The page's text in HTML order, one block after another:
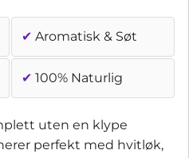
✔ Aromatisk & Søt
✔ 100% Naturlig
uten en klype
perfekt med hvitløk,